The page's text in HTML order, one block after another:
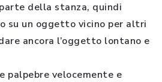
della stanza, quindi
su un oggetto vicino per altri
ancora l’oggetto lontano e
palpebre velocemente e